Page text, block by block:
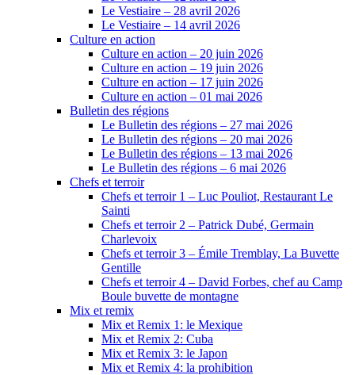
Le Vestiaire – 28 avril 2026
Le Vestiaire – 14 avril 2026
Culture en action
Culture en action – 20 juin 2026
Culture en action – 19 juin 2026
Culture en action – 17 juin 2026
Culture en action – 01 mai 2026
Bulletin des régions
Le Bulletin des régions – 27 mai 2026
Le Bulletin des régions – 20 mai 2026
Le Bulletin des régions – 13 mai 2026
Le Bulletin des régions – 6 mai 2026
Chefs et terroir
Chefs et terroir 1 – Luc Pouliot, Restaurant Le
Sainti
Chefs et terroir 2 – Patrick Dubé, Germain
Charlevoix
Chefs et terroir 3 – Émile Tremblay, La Buvette
Gentille
Chefs et terroir 4 – David Forbes, chef au Camp
Boule buvette de montagne
Mix et remix
Mix et Remix 1: le Mexique
Mix et Remix 2: Cuba
Mix et Remix 3: le Japon
Mix et Remix 4: la prohibition